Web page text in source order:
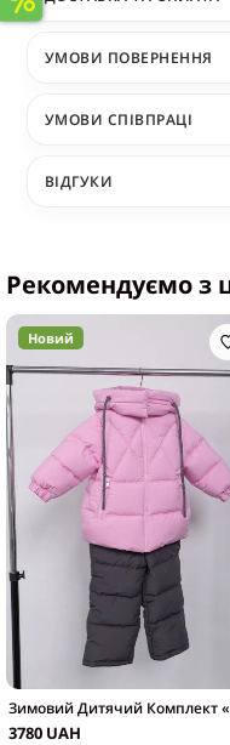
УМОВИ ПОВЕРНЕННЯ
УМОВИ СПІВПРАЦІ
ВІДГУКИ
Рекомендуємо з
Новий
3780 UAH